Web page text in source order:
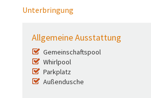
Unterbringung
Allgemeine Ausstattung
Gemeinschaftspool
Whirlpool
Parkplatz
Außendusche